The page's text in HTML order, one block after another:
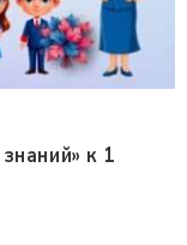
к 1